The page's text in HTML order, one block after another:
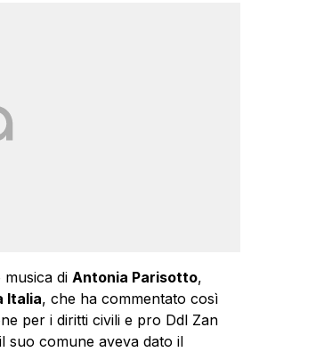
musica di Antonia Parisotto,
Italia, che ha commentato così
per i diritti civili e pro Ddl Zan
suo comune aveva dato il